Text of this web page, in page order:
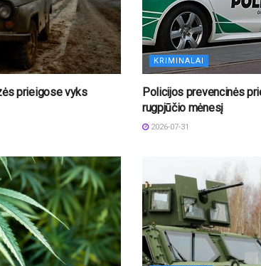
prieigose vyks
KRIMINALAI
Policijos prevencinės
rugpjūčio mėnesį
2026-07-31